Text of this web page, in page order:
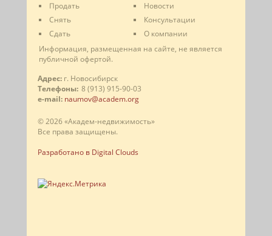
Продать
Снять
Сдать
Новости
Консультации
О компании
Информация, размещенная на сайте, не является
публичной офертой.
Адрес: г. Новосибирск
Телефоны: 8 (913) 915-90-03
e-mail: naumov@academ.org
© 2026 «Академ-недвижимость»
Все права защищены.
Разработано в Digital Clouds